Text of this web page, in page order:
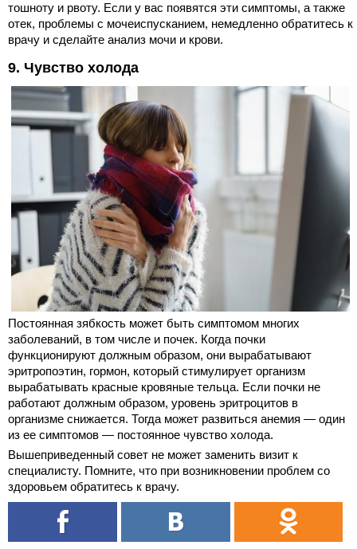
тошноту и рвоту. Если у вас появятся эти симптомы, а также
отек, проблемы с мочеиспусканием, немедленно обратитесь к
врачу и сделайте анализ мочи и крови.
9. Чувство холода
Постоянная зябкость может быть симптомом многих
заболеваний, в том числе и почек. Когда почки
функционируют должным образом, они вырабатывают
эритропоэтин, гормон, который стимулирует организм
вырабатывать красные кровяные тельца. Если почки не
работают должным образом, уровень эритроцитов в
организме снижается. Тогда может развиться анемия — один
из ее симптомов — постоянное чувство холода.
Вышеприведенный совет не может заменить визит к
специалисту. Помните, что при возникновении проблем со
здоровьем обратитесь к врачу.